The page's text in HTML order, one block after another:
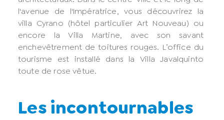
l'avenue de l'Impératrice, vous découvrirez la
villa Cyrano (hôtel particulier Art Nouveau) ou
encore la Villa Martine, avec son savant
enchevêtrement de toitures rouges. L’office du
tourisme est installé dans la Villa Javalquinto
toute de rose vêtue.
Les incontournables